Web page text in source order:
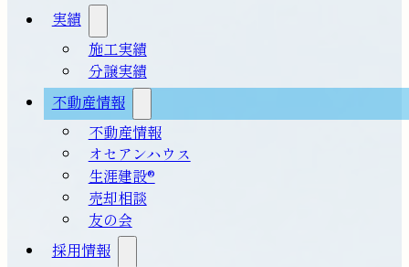
実績
施工実績
分譲実績
不動産情報
不動産情報
オセアンハウス
生涯建設®
売却相談
友の会
採用情報